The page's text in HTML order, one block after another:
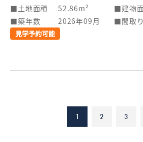
土地面積 52.86m² 建物
築年数
2026年09月 間取り
見学予約可能
1 2 3